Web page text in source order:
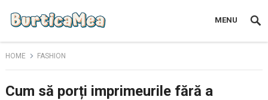
MENU
HOME FASHION
Cum să porți imprimeurile fără a